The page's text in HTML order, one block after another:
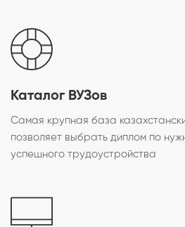
Каталог ВУЗов
Самая крупная база
позволяет выбрать диплом по
успешного трудоустройства